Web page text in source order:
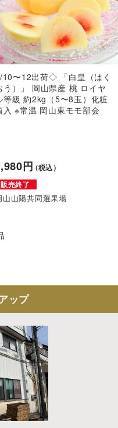
10〜12出荷◇ 「白皇（はく
う）」 岡山県産 桃 ロイヤ
等級 約2kg（5〜8玉）化粧
入 ※常温 岡山東モモ部会
円（税込）
販売終了
山山陽共同選果場
ップ